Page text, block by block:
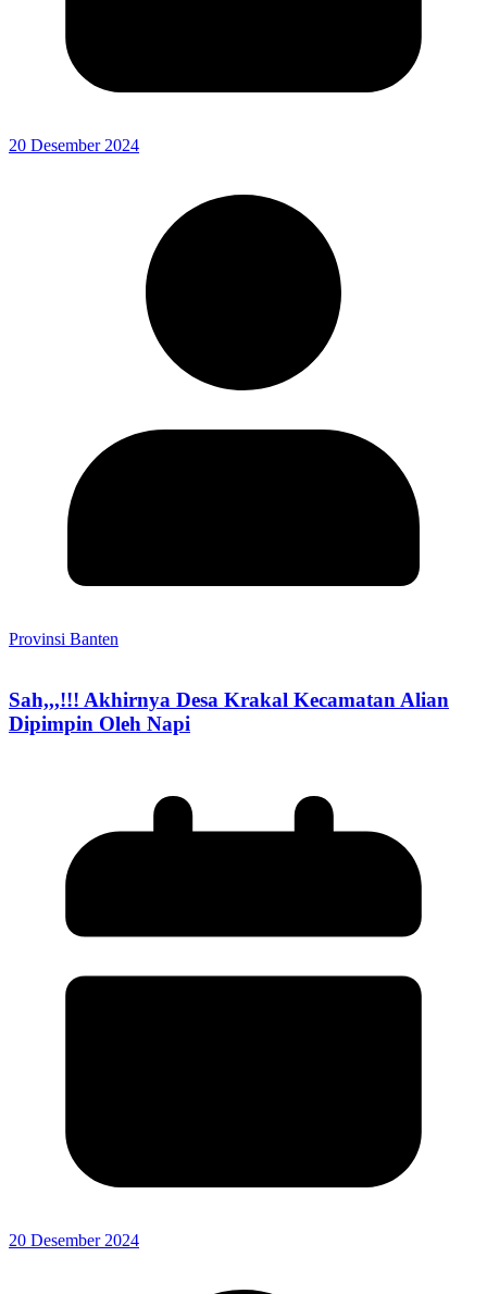
20 Desember 2024
Provinsi Banten
Sah,,,!!! Akhirnya Desa Krakal Kecamatan Alian
Dipimpin Oleh Napi
20 Desember 2024